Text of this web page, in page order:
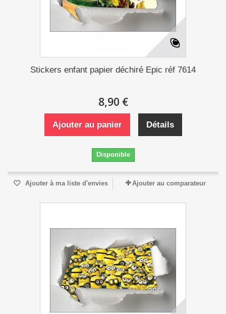
Stickers enfant papier déchiré Epic réf 7614
8,90 €
Ajouter au panier Détails
Disponible
Ajouter à ma liste d'envies Ajouter au comparateur